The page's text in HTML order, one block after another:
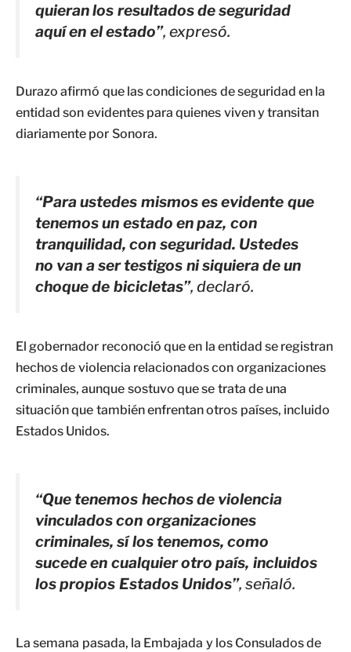
quieran los resultados de seguridad
aquí en el estado”, expresó.
Durazo afirmó que las condiciones de seguridad en la
entidad son evidentes para quienes viven y transitan
diariamente por Sonora.
“Para ustedes mismos es evidente que
tenemos un estado en paz, con
tranquilidad, con seguridad. Ustedes
no van a ser testigos ni siquiera de un
choque de bicicletas”, declaró.
El gobernador reconoció que en la entidad se registran
hechos de violencia relacionados con organizaciones
criminales, aunque sostuvo que se trata de una
situación que también enfrentan otros países, incluido
Estados Unidos.
“Que tenemos hechos de violencia
vinculados con organizaciones
criminales, sí los tenemos, como
sucede en cualquier otro país, incluidos
los propios Estados Unidos”, señaló.
La semana pasada, la Embajada y los Consulados de